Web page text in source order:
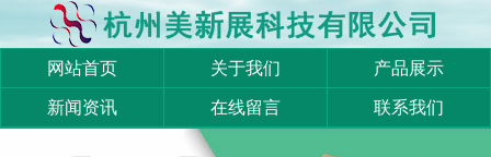
网站首页 关于我们 产品展示
新闻资讯 在线留言 联系我们